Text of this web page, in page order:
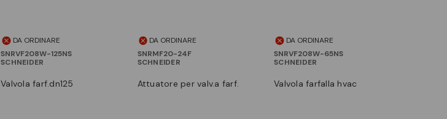
DA ORDINARE
SNRVF208W-125NS
SCHNEIDER
valvola farf.dn125
DA ORDINARE
SNRMF20-24F
SCHNEIDER
attuatore per valv.a farf.
DA ORDINARE
SNRVF208W-65NS
SCHNEIDER
valvola farfalla hvac